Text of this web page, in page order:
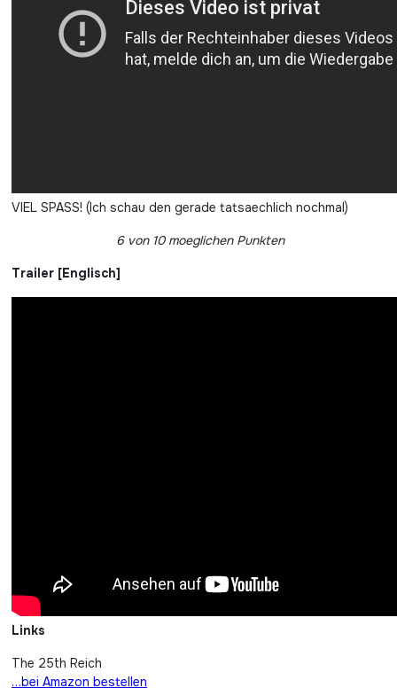
VIEL SPASS! (Ich schau den gerade tatsaechlich nochmal)
6 von 10 moeglichen Punkten
Trailer [Englisch]
Links
The 25th Reich
…bei Amazon bestellen